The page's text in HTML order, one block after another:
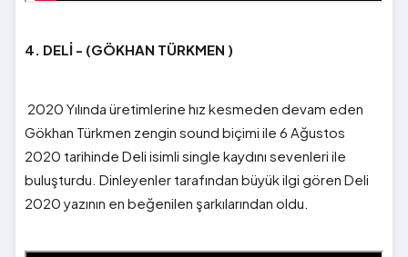
4. DELİ - (GÖKHAN TÜRKMEN )
2020 Yılında üretimlerine hız kesmeden devam eden
Gökhan Türkmen zengin sound biçimi ile 6 Ağustos
2020 tarihinde Deli isimli single kaydını sevenleri ile
buluşturdu. Dinleyenler tarafından büyük ilgi gören Deli
2020 yazının en beğenilen şarkılarından oldu.